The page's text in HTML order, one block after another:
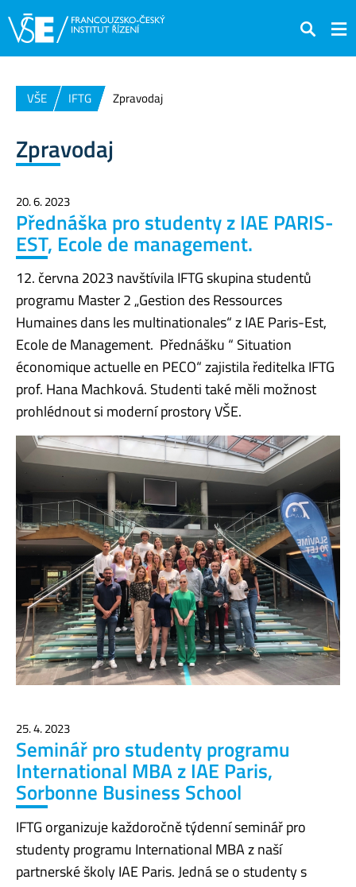
Hledat
VŠE IFTG Zpravodaj
Zpravodaj
20. 6. 2023
Přednáška pro studenty z IAE PARIS-
EST, Ecole de management.
12. června 2023 navštívila IFTG skupina studentů
programu Master 2 „Gestion des Ressources
Humaines dans les multinationales“ z IAE Paris-Est,
Ecole de Management. Přednášku “ Situation
économique actuelle en PECO“ zajistila ředitelka IFTG
prof. Hana Machková. Studenti také měli možnost
prohlédnout si moderní prostory VŠE.
25. 4. 2023
Seminář pro studenty programu
International MBA z IAE Paris,
Sorbonne Business School
IFTG organizuje každoročně týdenní seminář pro
studenty programu International MBA z naší
partnerské školy IAE Paris. Jedná se o studenty s